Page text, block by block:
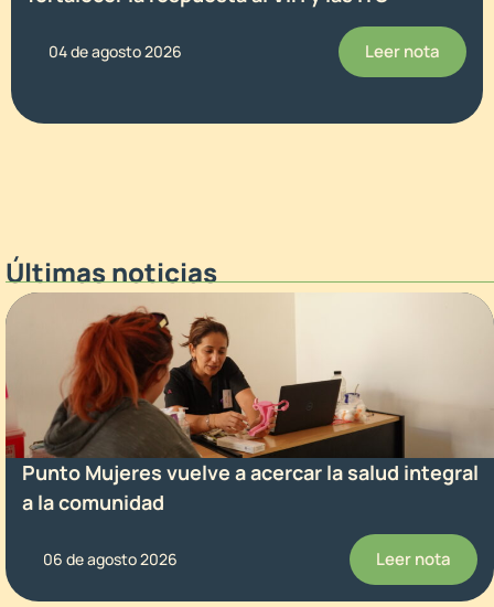
04 de agosto 2026 Leer nota
Últimas noticias
Punto Mujeres vuelve a acercar la salud integral
a la comunidad
06 de agosto 2026 Leer nota